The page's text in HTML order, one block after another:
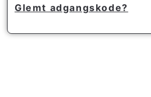
Glemt adgangskode?